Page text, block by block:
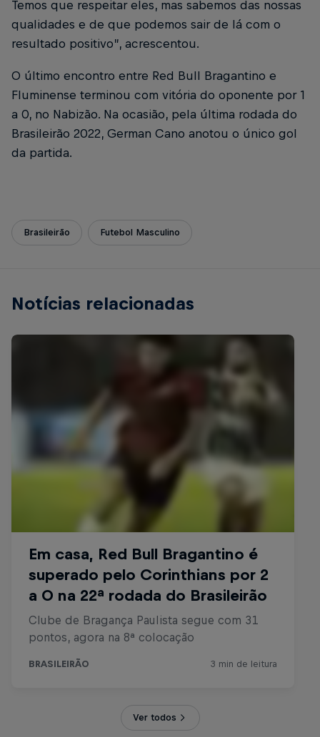
Temos que respeitar eles, mas sabemos das nossas
qualidades e de que podemos sair de lá com o
resultado positivo”, acrescentou.
O último encontro entre Red Bull Bragantino e
Fluminense terminou com vitória do oponente por 1
a 0, no Nabizão. Na ocasião, pela última rodada do
Brasileirão 2022, German Cano anotou o único gol
da partida.
Brasileirão Futebol Masculino
Notícias relacionadas
Ver todos